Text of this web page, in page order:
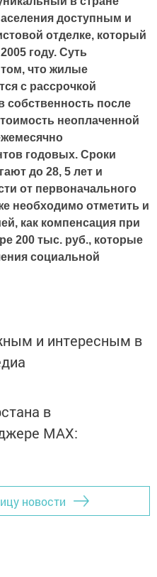
доступным и
отделке, который
году. Суть
что жилые
с рассрочкой
после
неоплаченной
годовых. Сроки
до 28, 5 лет и
от первоначального
необходимо отметить и
как компенсация при
200 тыс. руб., которые
социальной
и интересным в
в
MАХ:
новости